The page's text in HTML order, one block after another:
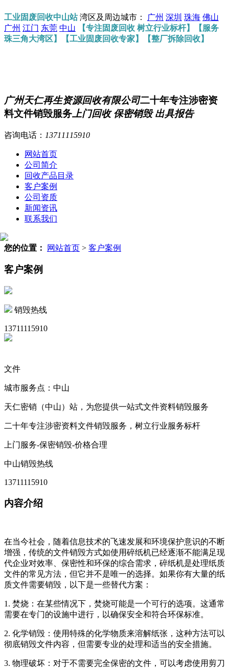
工业固废回收中山站湾区及周边城市： 广州 深圳 珠海 佛山
广州 江门 东莞 中山
【专注固废回收 树立行业标杆】【服务
珠三角大湾区】【工业固废回收专家】【整厂拆除回收】
广州天仁再生资源回收有限公司二十年专注涉密资
料文件销毁服务 上门回收 保密销毁 出具报告
咨询电话： 13711115910
网站首页
公司简介
回收产品目录
客户案例
公司资质
新闻资讯
联系我们
您的位置： 网站首页 > 客户案例
客户案例
销毁热线
13711115910
文件
城市服务点：中山
天仁密销（中山）站，为您提供一站式文件资料销毁服务
二十年专注涉密资料文件销毁服务，树立行业服务标杆
上门服务-保密销毁-价格合理
中山销毁热线
13711115910
内容介绍
在当今社会，随着信息技术的飞速发展和环境保护意识的不断
增强，传统的文件销毁方式如使用碎纸机已经逐渐不能满足现
代企业对效率、保密性和环保的综合需求，碎纸机是处理纸质
文件的常见方法，但它并不是唯一的选择。如果你有大量的纸
质文件需要销毁，以下是一些替代方案：
1. 焚烧：在某些情况下，焚烧可能是一个可行的选项。这通常
需要在专门的设施中进行，以确保安全和符合环保标准。
2. 化学销毁：使用特殊的化学物质来溶解纸张，这种方法可以
彻底销毁文件内容，但需要专业的处理和适当的安全措施。
3. 物理破坏：对于不需要完全保密的文件，可以考虑使用剪刀